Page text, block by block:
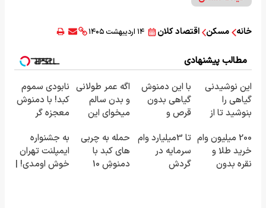
خانه مسکن اقتصاد کلان ۱۴ اردیبهشت ۱۴۰۵
مطالب پیشنهادی
این نوشیدنی
گیاهی را
بنوشید تا از
کبد پیشگیری
کنید
با این دمنوش
گیاهی بدون
قرص و
شیمیایی کبدت
رو پاکسازی کن
اگه عمر طولانی
و بدن سالم
میخوای این
تخفیف بخر
نابودی سموم
کبد! با دمنوش
معجزه گر
مرجوعیfile:///C:/Users
200 میلیون وام
خرید طلا و
نقره بدون
تا 3میلیارد وام
سرمایه در
گردش
حمله به چربی
های کبد با
دمنوشِ 10
به جشنواره
ایمپلنت تهران
خوش اومدی! |